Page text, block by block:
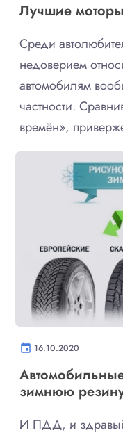
Лучшие
Среди
недоверием
автомобилям
частности.
времён»,
event 16.10.2020
зимнюю
И ПДД, и